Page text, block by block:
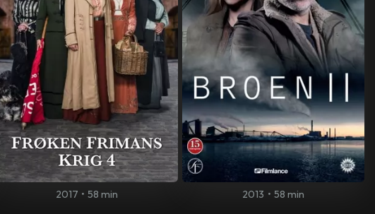
2017 • 58 min 2013 • 58 min